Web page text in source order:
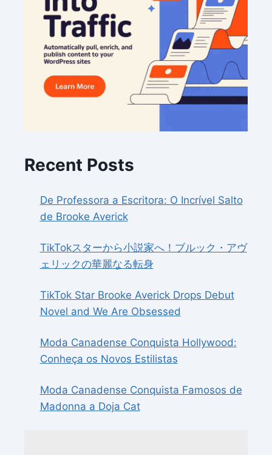
Recent Posts
De Professora a Escritora: O Incrível Salto
de Brooke Averick
TikTokスターから小説家へ！ブルック・アヴ
ェリックの華麗なる転身
TikTok Star Brooke Averick Drops Debut
Novel and We Are Obsessed
Moda Canadense Conquista Hollywood:
Conheça os Novos Estilistas
Moda Canadense Conquista Famosos de
Madonna a Doja Cat